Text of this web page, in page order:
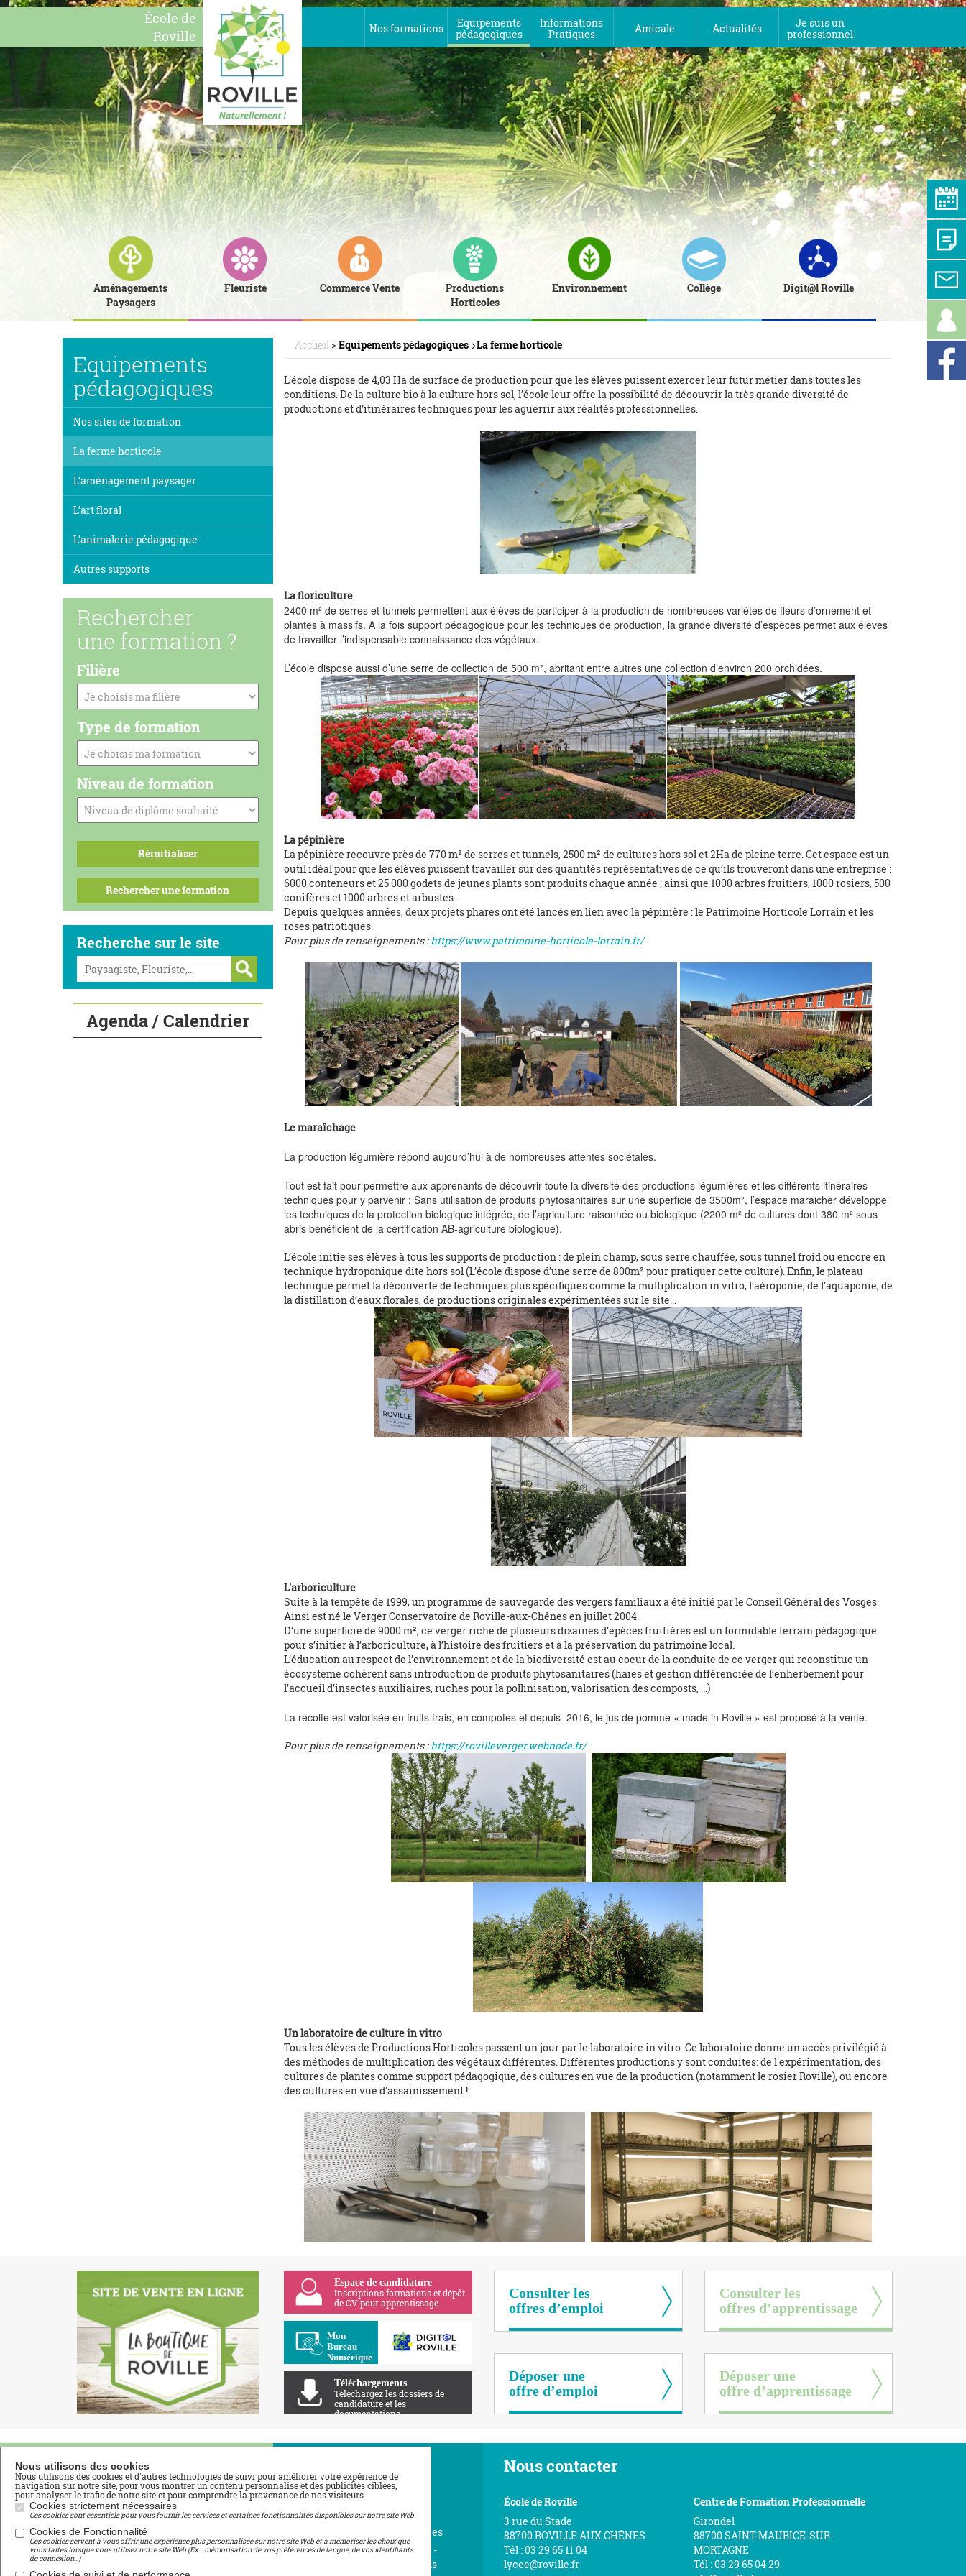
École de
Roville
Nos formations
Equipements
pédagogiques
Informations
Pratiques
Amicale Actualités
Je suis un
professionnel
Aménagements
Paysagers
Fleuriste Commerce Vente
Productions
Horticoles
Environnement Collège Digit@l Roville
Equipements
pédagogiques
Nos sites de formation
La ferme horticole
L’aménagement paysager
L’art floral
L’animalerie pédagogique
Autres supports
Rechercher
une formation ?
Filière
Type de formation
Niveau de formation
Recherche sur le site
Agenda / Calendrier
Accueil>Equipements pédagogiques >La ferme horticole
L'école dispose de 4,03 Ha de surface de production pour que les élèves puissent exercer leur futur métier dans toutes les
conditions. De la culture bio à la culture hors sol, l’école leur offre la possibilité de découvrir la très grande diversité de
productions et d’itinéraires techniques pour les aguerrir aux réalités professionnelles.
La floriculture
2400 m² de serres et tunnels permettent aux élèves de participer à la production de nombreuses variétés de fleurs d’ornement et
plantes à massifs. A la fois support pédagogique pour les techniques de production, la grande diversité d’espèces permet aux élèves
de travailler l’indispensable connaissance des végétaux.
L’école dispose aussi d’une serre de collection de 500 m², abritant entre autres une collection d’environ 200 orchidées.
La pépinière
La pépinière recouvre près de 770 m² de serres et tunnels, 2500 m² de cultures hors sol et 2Ha de pleine terre. Cet espace est un
outil idéal pour que les élèves puissent travailler sur des quantités représentatives de ce qu’ils trouveront dans une entreprise :
6000 conteneurs et 25 000 godets de jeunes plants sont produits chaque année ; ainsi que 1000 arbres fruitiers, 1000 rosiers, 500
conifères et 1000 arbres et arbustes.
Depuis quelques années, deux projets phares ont été lancés en lien avec la pépinière : le Patrimoine Horticole Lorrain et les
roses patriotiques.
Pour plus de renseignements :https://www.patrimoine-horticole-lorrain.fr/
Le maraîchage
La production légumière répond aujourd’hui à de nombreuses attentes sociétales.
Tout est fait pour permettre aux apprenants de découvrir toute la diversité des productions légumières et les différents itinéraires
techniques pour y parvenir : Sans utilisation de produits phytosanitaires sur une superficie de 3500m², l’espace maraicher développe
les techniques de la protection biologique intégrée, de l’agriculture raisonnée ou biologique (2200 m² de cultures dont 380 m² sous
abris bénéficient de la certification AB-agriculture biologique).
L’école initie ses élèves à tous les supports de production : de plein champ, sous serre chauffée, sous tunnel froid ou encore en
technique hydroponique dite hors sol (L’école dispose d’une serre de 800m² pour pratiquer cette culture). Enfin, le plateau
technique permet la découverte de techniques plus spécifiques comme la multiplication in vitro, l’aéroponie, de l’aquaponie, de
la distillation d’eaux florales, de productions originales expérimentées sur le site…
L'arboriculture
Suite à la tempête de 1999, un programme de sauvegarde des vergers familiaux a été initié par le Conseil Général des Vosges.
Ainsi est né le Verger Conservatoire de Roville-aux-Chênes en juillet 2004.
D’une superficie de 9000 m², ce verger riche de plusieurs dizaines d’epèces fruitières est un formidable terrain pédagogique
pour s’initier à l’arboriculture, à l’histoire des fruitiers et à la préservation du patrimoine local.
L’éducation au respect de l’environnement et de la biodiversité est au coeur de la conduite de ce verger qui reconstitue un
écosystème cohérent sans introduction de produits phytosanitaires (haies et gestion différenciée de l’enherbement pour
l’accueil d’insectes auxiliaires, ruches pour la pollinisation, valorisation des composts, …)
La récolte est valorisée en fruits frais, en compotes et depuis 2016, le jus de pomme « made in Roville » est proposé à la vente.
Pour plus de renseignements :https://rovilleverger.webnode.fr/
Un laboratoire de culture in vitro
Tous les élèves de Productions Horticoles passent un jour par le laboratoire in vitro. Ce laboratoire donne un accès privilégié à
des méthodes de multiplication des végétaux différentes. Différentes productions y sont conduites: de l'expérimentation, des
cultures de plantes comme support pédagogique, des cultures en vue de la production (notamment le rosier Roville), ou encore
des cultures en vue d'assainissement !
Espace de candidature
Inscriptions formations et dépôt
de CV pour apprentissage
Mon
Bureau
Numérique
Apolearn
Téléchargements
Téléchargez les dossiers de
candidature et les
documentations
Consulter les
offres d’emploi
Déposer une
offre d’emploi
Consulter les
offres d’apprentissage
Déposer une
offre d’apprentissage
Nos Filières
Aménagements Paysagers
Fleuriste
Commerce Vente
Productions Horticoles
Environnement
Accueil
Adhérer à l'Amicale
Vidéos visite et témoignages
Espace de téléchargement -
Toutes nos documentations
Nous contacter
École de Roville
3 rue du Stade
88700 ROVILLE AUX CHÊNES
Tél : 03 29 65 11 04
lycee@roville.fr
Centre de Formation Professionnelle
Girondel
88700 SAINT-MAURICE-SUR-
MORTAGNE
Tél : 03 29 65 04 29
Nous utilisons des cookies
Nous utilisons des cookies et d'autres technologies de suivi pour améliorer votre expérience de
navigation sur notre site, pour vous montrer un contenu personnalisé et des publicités ciblées,
pour analyser le trafic de notre site et pour comprendre la provenance de nos visiteurs.
Cookies strictement nécessaires
Ces cookies sont essentiels pour vous fournir les services et certaines fonctionnalités disponibles sur notre site Web.
Cookies de Fonctionnalité
Ces cookies servent à vous offrir une expérience plus personnalisée sur notre site Web et à mémoriser les choix que
vous faites lorsque vous utilisez notre site Web.(Ex. : mémorisation de vos préférences de langue, de vos identifiants
de connexion...)